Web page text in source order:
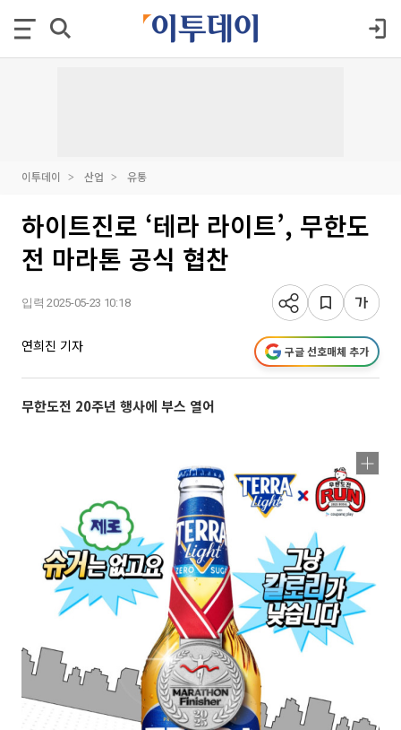
이투데이 산업 유통
하이트진로 ‘테라 라이트’, 무한도
전 마라톤 공식 협찬
입력 2025-05-23 10:18
연희진 기자 구글 선호매체 추가
무한도전 20주년 행사에 부스 열어